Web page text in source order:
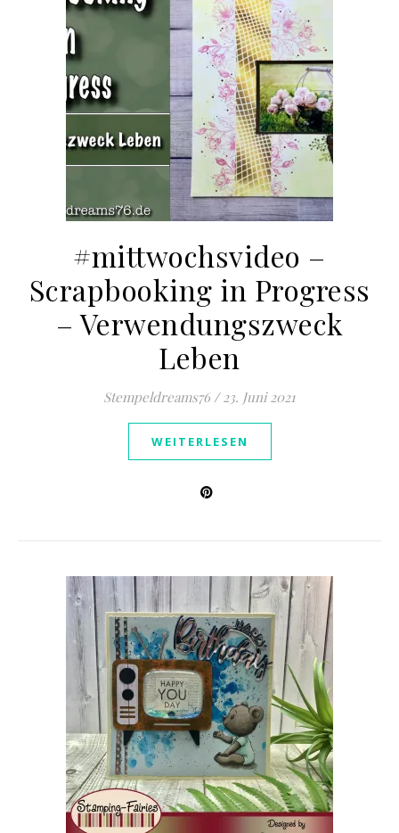
#mittwochsvideo –
Scrapbooking in Progress
– Verwendungszweck
Leben
Stempeldreams76 / 23. Juni 2021
WEITERLESEN